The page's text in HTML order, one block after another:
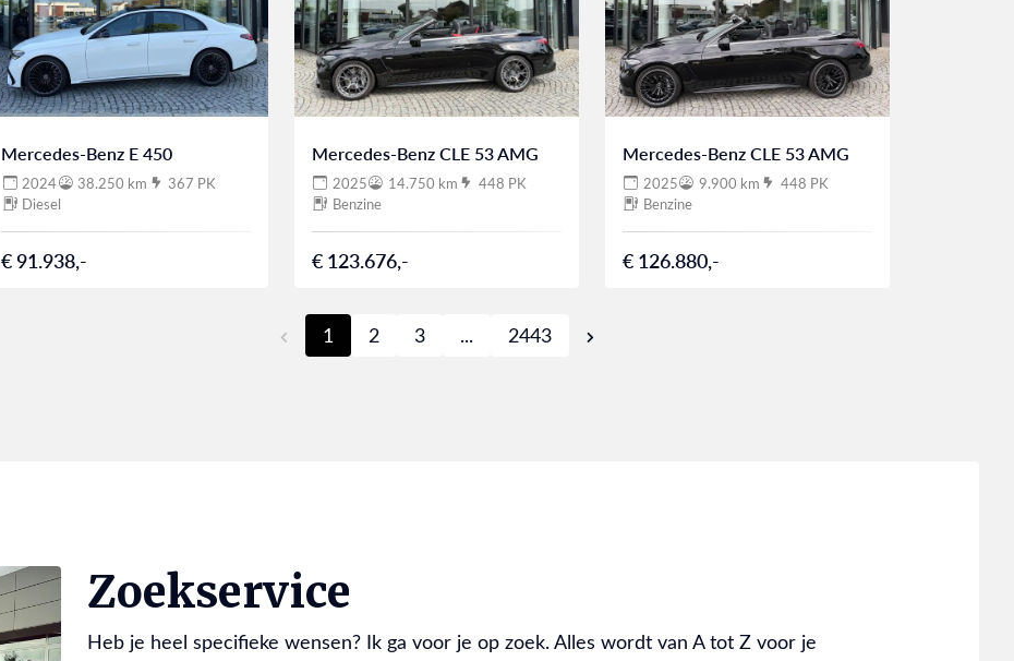
Mercedes-Benz E 450
2024 38.250 km
367 PK
Diesel
€ 91.938,-
Mercedes-Benz CLE 53 AMG
2025 14.750 km
448 PK
Benzine
€ 123.676,-
Mercedes-Benz CLE 53 AMG
2025 9.900 km
448 PK
Benzine
€ 126.880,-
1 2 3 ... 2443
Zoekservice
Heb je heel specifieke wensen? Ik ga voor je op zoek. Alles wordt van A tot Z voor je